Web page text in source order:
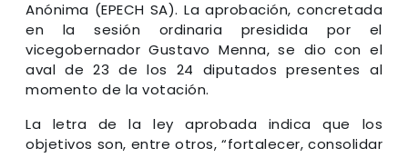
Anónima (EPECH SA). La aprobación, concretada
en la sesión ordinaria presidida por el
vicegobernador Gustavo Menna, se dio con el
aval de 23 de los 24 diputados presentes al
momento de la votación.
La letra de la ley aprobada indica que los
objetivos son, entre otros, “fortalecer, consolidar